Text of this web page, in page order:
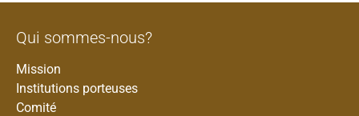
Qui sommes-nous?
Mission
Institutions porteuses
Comité